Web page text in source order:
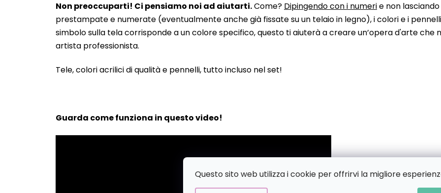
Questo sito web utilizza i cookie per offrirvi la migliore
Non preoccuparti! Ci pensiamo noi ad aiutarti.Come? Dipingendo con i numerie non
prestampate e numerate (eventualmente anche già fissate su un telaio in legno), i colori e i
simbolo sulla tela corrisponde a un colore specifico, questo ti aiuterà a creare un’opera d'arte che
artista professionista.
Tele, colori acrilici di qualità e pennelli, tutto incluso nel set!
Guarda come funziona in questo video!